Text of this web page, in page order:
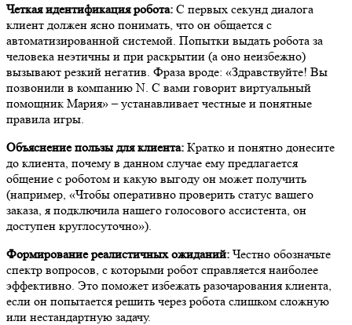
Четкая идентификация робота: С первых секунд диалога
клиент должен ясно понимать, что он общается с
автоматизированной системой. Попытки выдать робота за
человека неэтичны и при раскрытии (а оно неизбежно)
вызывают резкий негатив. Фраза вроде: «Здравствуйте! Вы
позвонили в компанию N. С вами говорит виртуальный
помощник Мария» – устанавливает честные и понятные
правила игры.
Объяснение пользы для клиента: Кратко и понятно донесите
до клиента, почему в данном случае ему предлагается
общение с роботом и какую выгоду он может получить
(например, «Чтобы оперативно проверить статус вашего
заказа, я подключила нашего голосового ассистента, он
доступен круглосуточно»).
Формирование реалистичных ожиданий: Честно обозначьте
спектр вопросов, с которыми робот справляется наиболее
эффективно. Это поможет избежать разочарования клиента,
если он попытается решить через робота слишком сложную
или нестандартную задачу.